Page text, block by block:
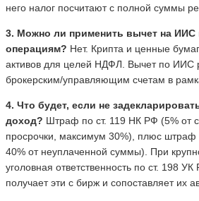
него налог посчитают с полной суммы
3. Можно ли применить вычет на ИИС
операциям? Нет. Крипта и ценные
активов для целей НДФЛ. Вычет по ИИС
брокерским/управляющим счетам в
4. Что будет, если не
доход? Штраф по ст. 119 НК РФ (5% от
просрочки, максимум 30%), плюс
40% от неуплаченной суммы). При
уголовная ответственность по ст. 198
получает эти с бирж и сопоставляет их